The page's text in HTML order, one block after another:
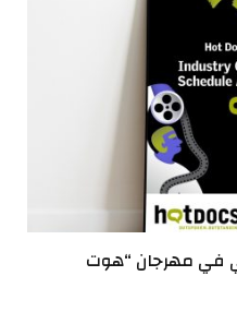
في مهرجان “هوت